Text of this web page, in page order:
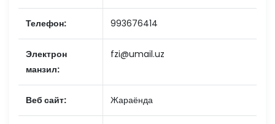
Телефон: 993676414
Электрон
манзил:
fzi@umail.uz
Веб сайт: Жараёнда